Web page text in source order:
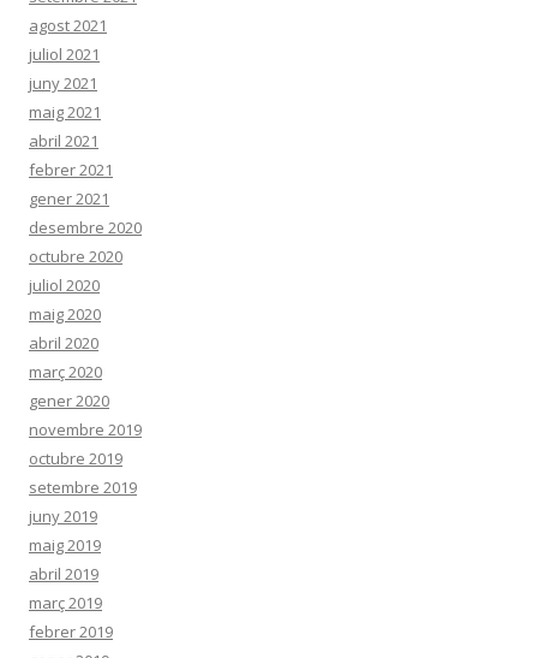
agost 2021
juliol 2021
juny 2021
maig 2021
abril 2021
febrer 2021
gener 2021
desembre 2020
octubre 2020
juliol 2020
maig 2020
abril 2020
març 2020
gener 2020
novembre 2019
octubre 2019
setembre 2019
juny 2019
maig 2019
abril 2019
març 2019
febrer 2019